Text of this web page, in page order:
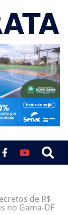
de R$
no Gama-DF